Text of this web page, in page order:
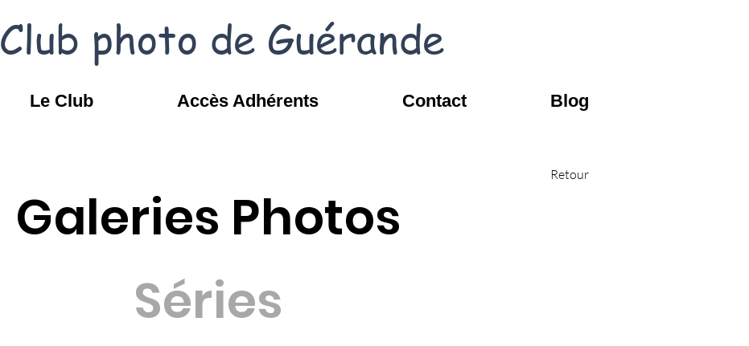
Club photo de Guérande
Le Club Accès Adhérents Contact Blog
Galeries Photos
Retour
Séries